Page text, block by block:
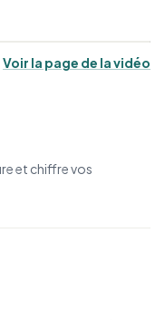
Voir la page de la vidéo
et chiffre vos